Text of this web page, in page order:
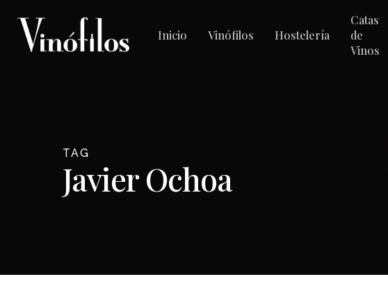
Inicio Vinófilos Hostelería
Catas
de
Vinos
TAG
Javier Ochoa